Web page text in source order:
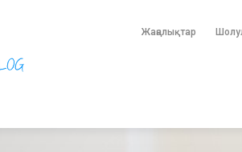
Жаңалықтар